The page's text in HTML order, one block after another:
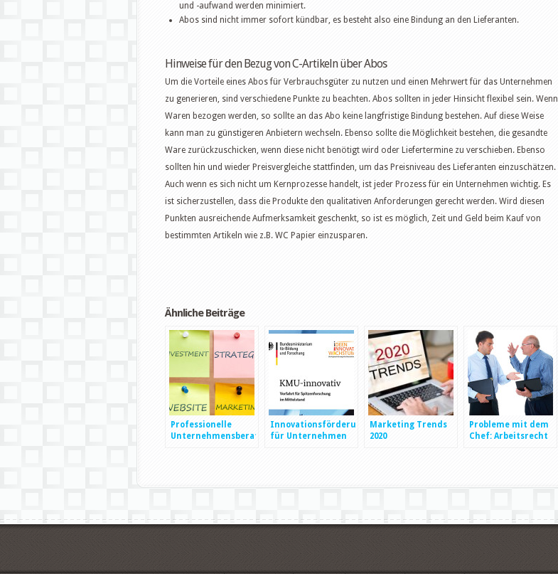
und -aufwand werden minimiert.
Abos sind nicht immer sofort kündbar, es besteht also eine Bindung an den Lieferanten.
Hinweise für den Bezug von C-Artikeln über Abos
Um die Vorteile eines Abos für Verbrauchsgüter zu nutzen und einen Mehrwert für das Unternehmen
zu generieren, sind verschiedene Punkte zu beachten. Abos sollten in jeder Hinsicht flexibel sein. Wenn
Waren bezogen werden, so sollte an das Abo keine langfristige Bindung bestehen. Auf diese Weise
kann man zu günstigeren Anbietern wechseln. Ebenso sollte die Möglichkeit bestehen, die gesandte
Ware zurückzuschicken, wenn diese nicht benötigt wird oder Liefertermine zu verschieben. Ebenso
sollten hin und wieder Preisvergleiche stattfinden, um das Preisniveau des Lieferanten einzuschätzen.
Auch wenn es sich nicht um Kernprozesse handelt, ist jeder Prozess für ein Unternehmen wichtig. Es
ist sicherzustellen, dass die Produkte den qualitativen Anforderungen gerecht werden. Wird diesen
Punkten ausreichende Aufmerksamkeit geschenkt, so ist es möglich, Zeit und Geld beim Kauf von
bestimmten Artikeln wie z.B. WC Papier einzusparen.
Ähnliche Beiträge
Professionelle
Unternehmensberatung
Innovationsförderungsprogramme
für Unternehmen
Marketing Trends
2020
Probleme mit dem
Chef: Arbeitsrecht